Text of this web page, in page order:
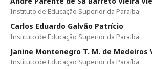
Instituto de Educação Superior da Paraíba
Carlos Eduardo Galvão Patrício
Instituto de Educação Superior da Paraíba
Janine Montenegro T. M. de Medeiros
Instituto de Educação Superior da Paraíba